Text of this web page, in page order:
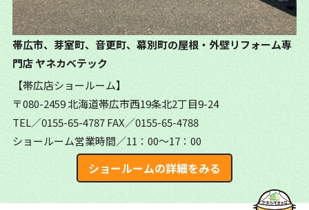
帯広市、芽室町、音更町、幕別町の屋根・外壁リフォーム専
門店ヤネカベテック
【帯広店ショールーム】
〒080-2459 北海道帯広市西19条北2丁目9-24
TEL／0155-65-4787FAX／0155-65-4788
ショールーム営業時間／11：00～17：00
ショールームの詳細をみる